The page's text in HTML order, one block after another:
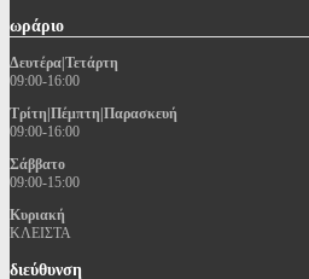
ωράριο
Δευτέρα|Τετάρτη
09:00-16:00
Τρίτη|Πέμπτη|Παρασκευή
09:00-16:00
Σάββατο
09:00-15:00
Κυριακή
ΚΛΕΙΣΤΑ
διεύθυνση